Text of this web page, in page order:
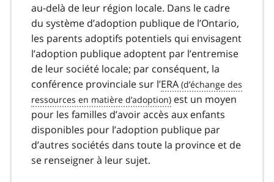
au-delà de leur région locale. Dans le cadre
du système d’adoption publique de l’Ontario,
les parents adoptifs potentiels qui envisagent
l’adoption publique adoptent par l’entremise
de leur société locale; par conséquent, la
conférence provinciale sur l’ERA
est un moyen
pour les familles d’avoir accès aux enfants
disponibles pour l’adoption publique par
d’autres sociétés dans toute la province et de
se renseigner à leur sujet.